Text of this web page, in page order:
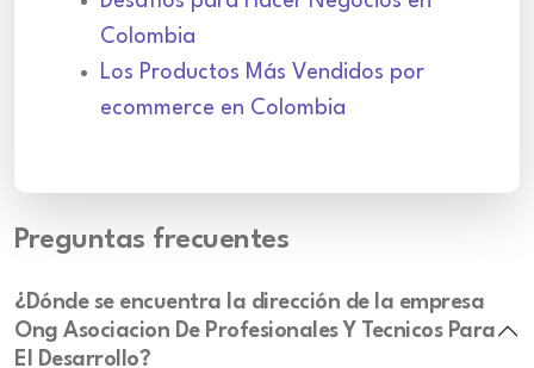
Colombia
Los Productos Más Vendidos por
ecommerce en Colombia
Preguntas frecuentes
¿Dónde se encuentra la dirección de la empresa
Ong Asociacion De Profesionales Y Tecnicos Para
El Desarrollo?